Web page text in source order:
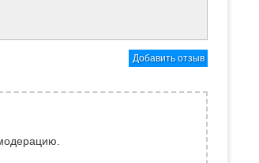
Добавить отзыв